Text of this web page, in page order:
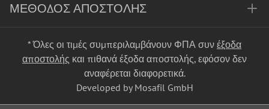
ΜΈΘΟΔΟΣ ΑΠΟΣΤΟΛΉΣ
* Όλες οι τιμές συμπεριλαμβάνουν ΦΠΑ συν έξοδα
αποστολής και πιθανά έξοδα αποστολής, εφόσον δεν
αναφέρεται διαφορετικά.
Developed by Mosafil GmbH